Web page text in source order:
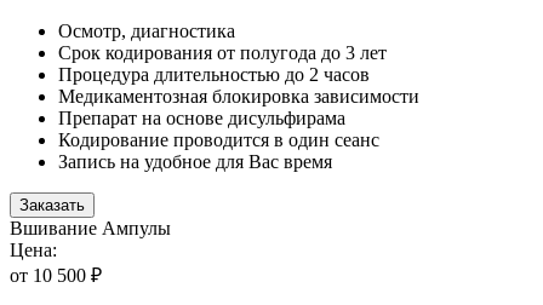
Осмотр, диагностика
Срок кодирования от полугода до 3 лет
Процедура длительностью до 2 часов
Медикаментозная блокировка зависимости
Препарат на основе дисульфирама
Кодирование проводится в один сеанс
Запись на удобное для Вас время
Заказать
Вшивание Ампулы
Цена:
от 10 500 ₽